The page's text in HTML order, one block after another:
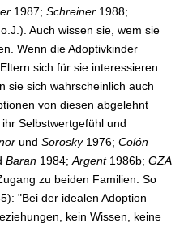
1987; Schreiner 1988;
o.J.). Auch wissen sie, wem sie
Wenn die Adoptivkinder
sich für sie interessieren
sie sich wahrscheinlich auch
von diesen abgelehnt
Selbstwertgefühl und
und Sorosky 1976; Colón
Baran 1984; Argent 1986b; GZA
zu beiden Familien. So
"Bei der idealen Adoption
kein Wissen, keine